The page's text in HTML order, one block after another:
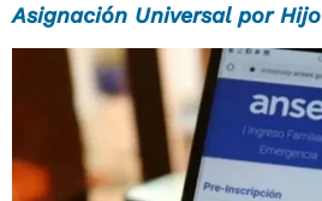
Asignación Universal por Hijo